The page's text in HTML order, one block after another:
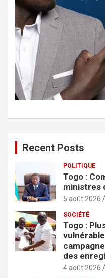
Recent Posts
POLITIQUE
Togo :
ministres
5 août 2026
SOCIÉTÉ
Togo :
des
4 août 2026